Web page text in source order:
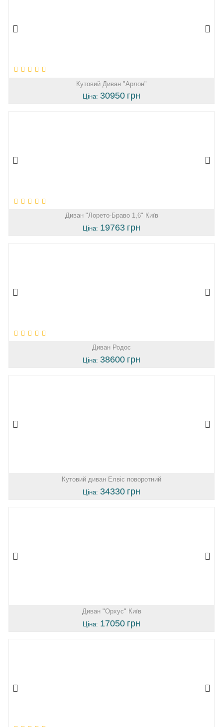
Кутовий Диван "Арлон"
Ціна: 30950 грн
Диван "Лорето-Браво 1,6" Київ
Ціна: 19763 грн
Диван Родос
Ціна: 38600 грн
Кутовий диван Елвіс поворотний
Ціна: 34330 грн
Диван "Орхус" Київ
Ціна: 17050 грн